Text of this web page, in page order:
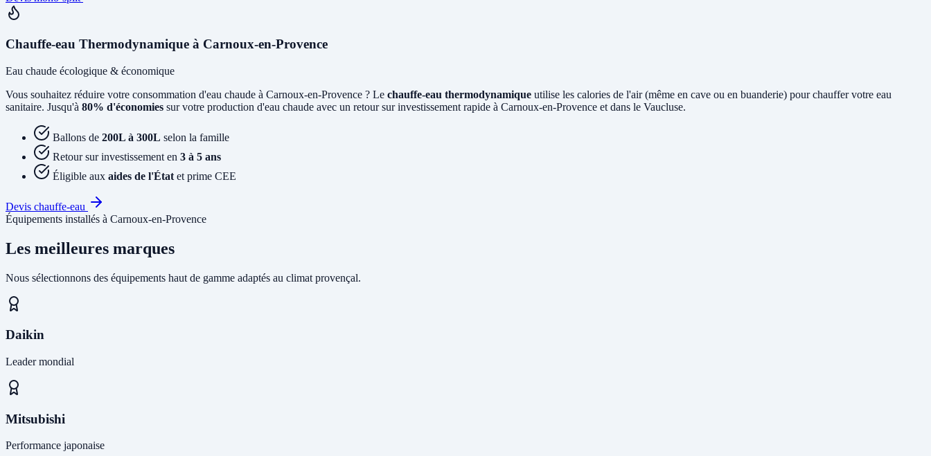
Chauffe-eau Thermodynamique à Carnoux-en-Provence
Eau chaude écologique & économique
Vous souhaitez réduire votre consommation d'eau chaude à Carnoux-en-Provence ? Le chauffe-eau thermodynamique utilise les calories de l'air (même en cave ou en buanderie) pour chauffer votre eau
sanitaire. Jusqu'à 80% d'économies sur votre production d'eau chaude avec un retour sur investissement rapide à Carnoux-en-Provence et dans le Vaucluse.
Ballons de 200L à 300L selon la famille
Retour sur investissement en 3 à 5 ans
Éligible aux aides de l'État et prime CEE
Devis chauffe-eau
Équipements installés à Carnoux-en-Provence
Les meilleures marques
Nous sélectionnons des équipements haut de gamme adaptés au climat provençal.
Daikin
Leader mondial
Mitsubishi
Performance japonaise